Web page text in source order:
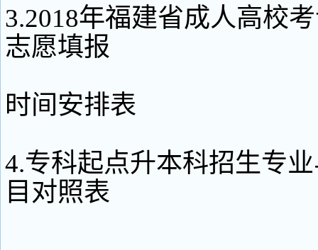
3.2018年福建省成人高校
志愿填报
时间安排表
4.专科起点升本科招生专
目对照表